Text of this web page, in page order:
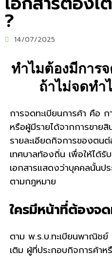
?
14/07/2025
ทำไมต้องมีการ
ถ้าไม่จดทำ
การจดทะเบียนการค้า คือ
หรือผู้มีรายได้จากการขาย
รายละเอียดกิจการของต
เทศบาลท้องถิ่น เพื่อให้ได้รั
เอกสารแสดงว่าบุคคลนั้น
ตามกฎหมาย
ใครมีหน้าที่ต้องจด
ตาม พ.ร.บ.ทะเบียนพาณิช
เติม ผู้ที่ประกอบกิจการค้าห